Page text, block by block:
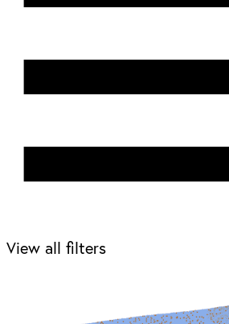
View all filters